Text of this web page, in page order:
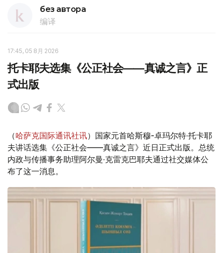
без автора
编译
17:45, 05 8月 2026
托卡耶夫选集《公正社会——真诚之言》正
式出版
（哈萨克国际通讯社讯）国家元首哈斯穆-卓玛尔特·托卡耶
夫讲话选集《公正社会——真诚之言》近日正式出版。总统
内政与传播事务助理阿尔曼·克雷克巴耶夫通过社交媒体公
布了这一消息。